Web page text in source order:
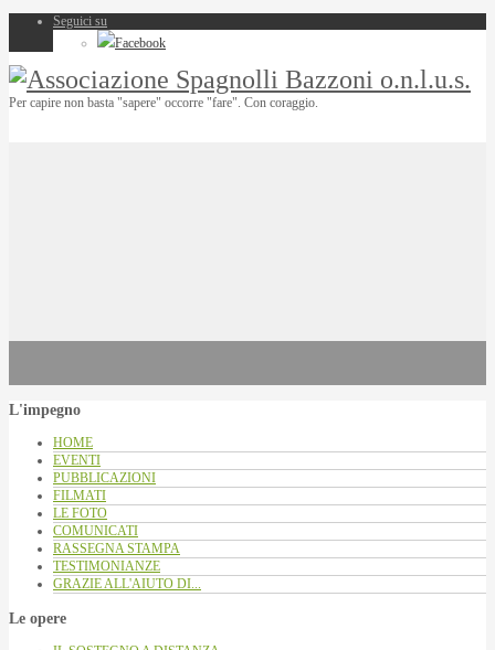
Seguici su
Facebook
Per capire non basta "sapere" occorre "fare". Con coraggio.
L'impegno
HOME
EVENTI
PUBBLICAZIONI
FILMATI
LE FOTO
COMUNICATI
RASSEGNA STAMPA
TESTIMONIANZE
GRAZIE ALL'AIUTO DI...
Le opere